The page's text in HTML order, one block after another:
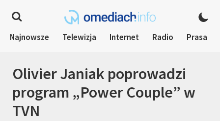
Najnowsze Telewizja Internet Radio Prasa
Olivier Janiak poprowadzi
program „Power Couple” w
TVN